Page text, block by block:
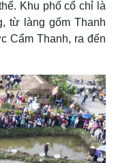
Khu phố cổ chỉ là
từ làng gốm Thanh
Cẩm Thanh, ra đến